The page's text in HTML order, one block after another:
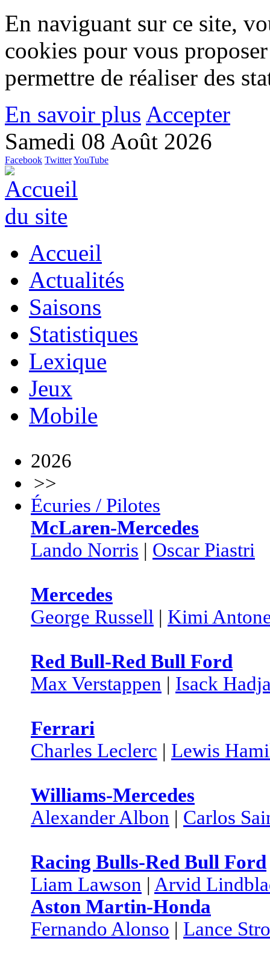
En naviguant sur ce site,
cookies pour vous
permettre de réaliser des
En savoir plus Accepter
Samedi 08 Août 2026
Facebook TwitterYouTube
Accueil
Actualités
Saisons
Statistiques
Lexique
Jeux
Mobile
2026
>>
Écuries / Pilotes
McLaren-Mercedes
Lando Norris | Oscar Piastri
Mercedes
George Russell | Kimi
Red Bull-Red Bull Ford
Max Verstappen | Isack
Ferrari
Charles Leclerc | Lewis
Williams-Mercedes
Alexander Albon | Carlos
Racing Bulls-Red Bull Ford
Liam Lawson | Arvid
Aston Martin-Honda
Fernando Alonso | Lance